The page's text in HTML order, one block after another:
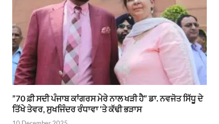
”70 ਫ਼ੀ ਸਦੀ ਪੰਜਾਬ ਕਾਂਗਰਸ ਮੇਰੇ ਨਾਲ ਖੜੀ ਹੈ” ਡਾ. ਨਵਜੋਤ ਸਿੱਧੂ ਦੇ
ਤਿੱਖੇ ਤੇਵਰ, ਸੁਖਜਿੰਦਰ ਰੰਧਾਵਾ ‘ਤੇ ਕੱਢੀ ਭੜਾਸ